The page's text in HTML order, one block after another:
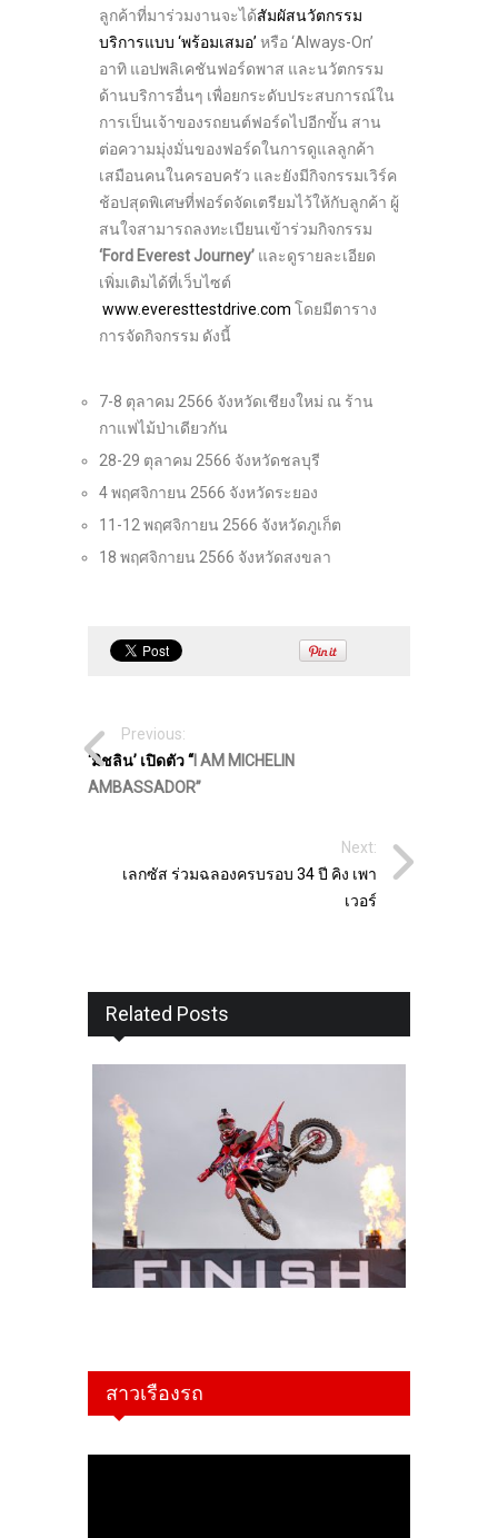
ลูกค้าที่มาร่วมงานจะได้สัมผัสนวัตกรรม
บริการแบบ ‘พร้อมเสมอ’ หรือ ‘Always-On’
อาทิ แอปพลิเคชันฟอร์ดพาส และนวัตกรรม
ด้านบริการอื่นๆ เพื่อยกระดับประสบการณ์ใน
การเป็นเจ้าของรถยนต์ฟอร์ดไปอีกขั้น สาน
ต่อความมุ่งมั่นของฟอร์ดในการดูแลลูกค้า
เสมือนคนในครอบครัว และยังมีกิจกรรมเวิร์ค
ช้อปสุดพิเศษที่ฟอร์ดจัดเตรียมไว้ให้กับลูกค้า ผู้
สนใจสามารถลงทะเบียนเข้าร่วมกิจกรรม
‘Ford Everest Journey’ และดูรายละเอียด
เพิ่มเติมได้ที่เว็บไซต์
www.everesttestdrive.com โดยมีตาราง
การจัดกิจกรรม ดังนี้
7-8 ตุลาคม 2566 จังหวัดเชียงใหม่ ณ ร้าน
กาแฟไม้ป่าเดียวกัน
28-29 ตุลาคม 2566 จังหวัดชลบุรี
4 พฤศจิกายน 2566 จังหวัดระยอง
11-12 พฤศจิกายน 2566 จังหวัดภูเก็ต
18 พฤศจิกายน 2566 จังหวัดสงขลา
Previous:
‘มิชลิน’ เปิดตัว “ I AM MICHELIN
AMBASSADOR”
Next:
เลกซัส ร่วมฉลองครบรอบ 34 ปี คิง เพา
เวอร์
Related Posts
สาวเรืองรถ